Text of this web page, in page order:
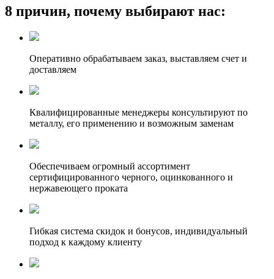
8 причин, почему выбирают нас:
Оперативно обрабатываем заказ, выставляем счет и
доставляем
Квалифицированные менеджеры консультируют по
металлу, его применению и возможным заменам
Обеспечиваем огромный ассортимент
сертифицированного черного, оцинкованного и
нержавеющего проката
Гибкая система скидок и бонусов, индивидуальный
подход к каждому клиенту